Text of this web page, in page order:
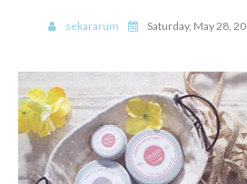
sekararum Saturday, May 28,